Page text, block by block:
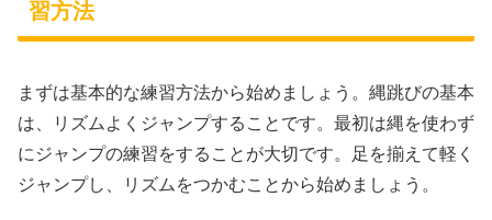
習方法
まずは基本的な練習方法から始めましょう。縄跳びの基本
は、リズムよくジャンプすることです。最初は縄を使わず
にジャンプの練習をすることが大切です。足を揃えて軽く
ジャンプし、リズムをつかむことから始めましょう。